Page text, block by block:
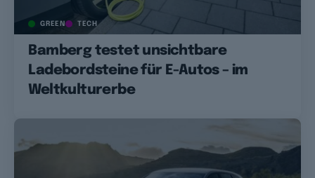
GREEN TECH
Bamberg testet unsichtbare
Ladebordsteine für E-Autos – im
Weltkulturerbe